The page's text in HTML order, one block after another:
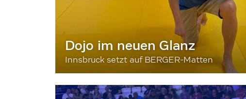
Dojo im neuen Glanz
Innsbruck setzt auf BERGER-Matten